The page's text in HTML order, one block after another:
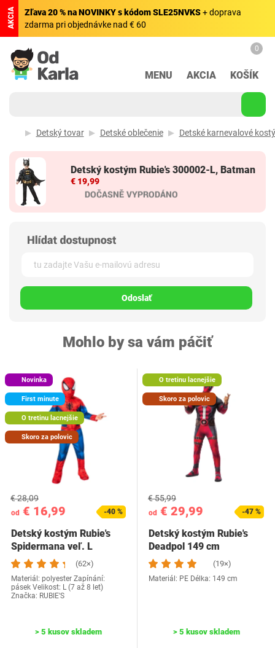
AKCIA Zľava 20 % na NOVINKY s kódom SLE25NVKS+ doprava
zdarma pri objednávke nad € 60
MENU AKCIA
0
KOŠÍK
Detský tovar Detské oblečenie Detské karnevalové
Detský kostým Rubie's 300002-L, Batman
€ 19,99
Odoslať
Mohlo by sa vám páčiť
Novinka
First minute
O tretinu lacnejšie
Skoro za polovic
od € 16,99
€ 28,09
-40 %
Detský kostým Rubie's
Spidermana veľ. L
(62×)
Materiál: polyester Zapínání:
pásek Velikost: L (7 až 8 let)
Značka: RUBIE'S
> 5 kusov skladem
O tretinu lacnejšie
Skoro za polovic
od € 29,99
€ 55,99
-47 %
Detský kostým Rubie's
Deadpol 149 cm
(19×)
Materiál: PE Délka: 149 cm
> 5 kusov skladem